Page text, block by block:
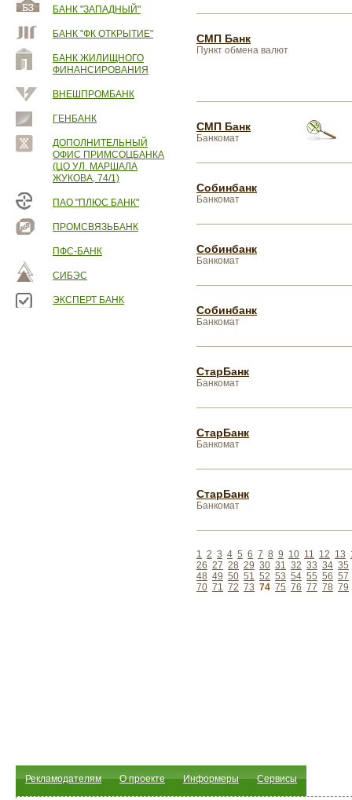
БАНК "ЗАПАДНЫЙ"
БАНК "ФК ОТКРЫТИЕ"
БАНК ЖИЛИЩНОГО
ФИНАНСИРОВАНИЯ
ВНЕШПРОМБАНК
ГЕНБАНК
ДОПОЛНИТЕЛЬНЫЙ
ОФИС ПРИМСОЦБАНКА
(ЦО УЛ. МАРШАЛА
ЖУКОВА, 74/1)
ПАО "ПЛЮС БАНК"
ПРОМСВЯЗЬБАНК
ПФС-БАНК
СИБЭС
ЭКСПЕРТ БАНК
СМП Банк
Пункт обмена валют
СМП Банк
Банкомат
Собинбанк
Банкомат
Собинбанк
Банкомат
Собинбанк
Банкомат
СтарБанк
Банкомат
СтарБанк
Банкомат
СтарБанк
Банкомат
1 2 3 4 5 6 7 8 9 10 11 12 13
26 27 28 29 30 31 32 33 34 35
48 49 50 51 52 53 54 55 56 57
70 71 72 73 74 75 76 77 78 79
Рекламодателям О проекте Информеры Сервисы